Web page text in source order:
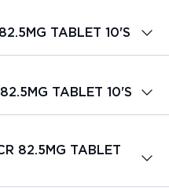
TABLET 10'S
TABLET 10'S
82.5MG TABLET